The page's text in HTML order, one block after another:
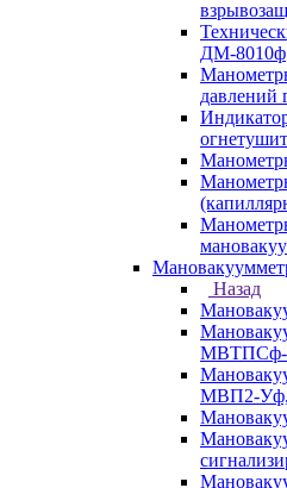
ДМ-8010ф
давлений
Назад
МВТПСф-
МВП2-